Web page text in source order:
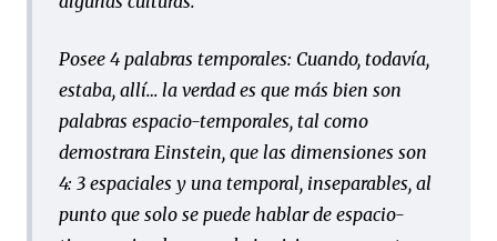
Posee 4 palabras temporales: Cuando, todavía,
estaba, allí… la verdad es que más bien son
palabras espacio-temporales, tal como
demostrara Einstein, que las dimensiones son
4: 3 espaciales y una temporal, inseparables, al
punto que solo se puede hablar de espacio-